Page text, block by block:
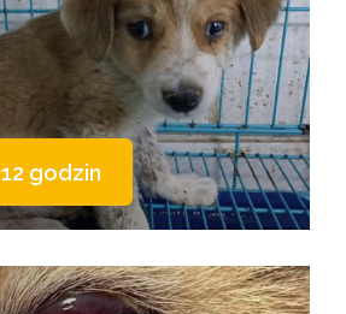
12 godzin